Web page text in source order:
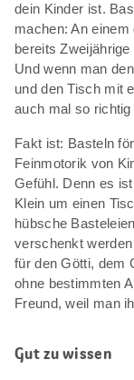
dein Kinder ist.
machen: An
bereits
Und wenn man
und den Tisch mit
auch mal so
Fakt ist: Basteln
Feinmotorik von
Gefühl. Denn es
Klein um einen
hübsche
verschenkt
für den Götti, dem
ohne bestimmten
Freund, weil man
Gut zu wissen